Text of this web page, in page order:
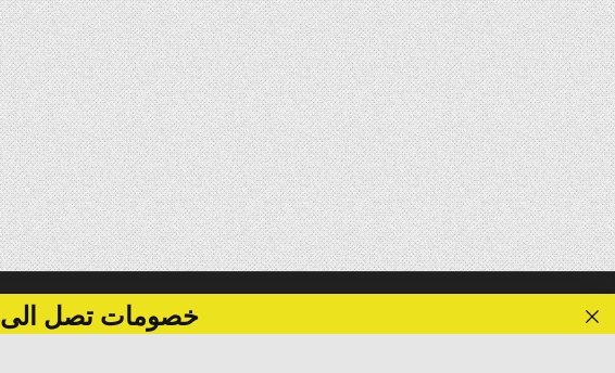
خصومات تصل الى 40 %... قد توجد اخطاء ..اتصل بالمبيعات